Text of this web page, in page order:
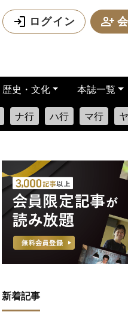
ログイン
歴史・文化 本誌一覧
ナ行 ハ行 マ行
新着記事